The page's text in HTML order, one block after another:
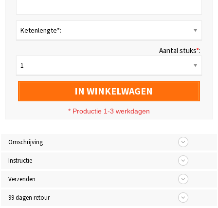
Ketenlengte*:
Aantal stuks*:
1
IN WINKELWAGEN
* Productie 1-3 werkdagen
Omschrijving
Instructie
Verzenden
99 dagen retour